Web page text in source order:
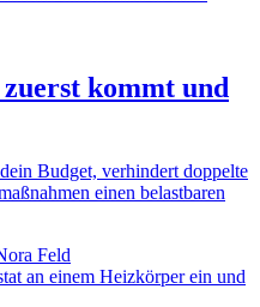
kommt und
Budget, verhindert doppelte
einen belastbaren
Feld